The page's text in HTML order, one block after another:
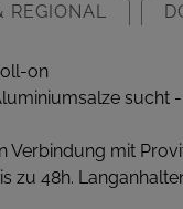
REGIONAL
on
mit
zu 48h.